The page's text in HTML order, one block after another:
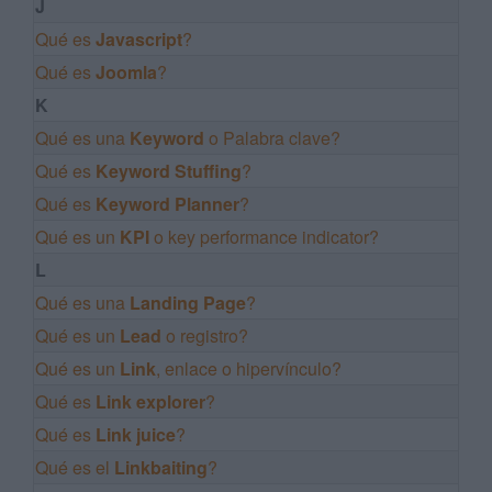
J
Qué es Javascript?
Qué es Joomla?
K
Qué es una Keyword o Palabra clave?
Qué es Keyword Stuffing?
Qué es Keyword Planner?
Qué es un KPIo key performance indicator?
L
Qué es una Landing Page?
Qué es un Lead o registro?
Qué es un Link, enlace o hipervínculo?
Qué es Link explorer?
Qué es Link juice?
Qué es el Linkbaiting?